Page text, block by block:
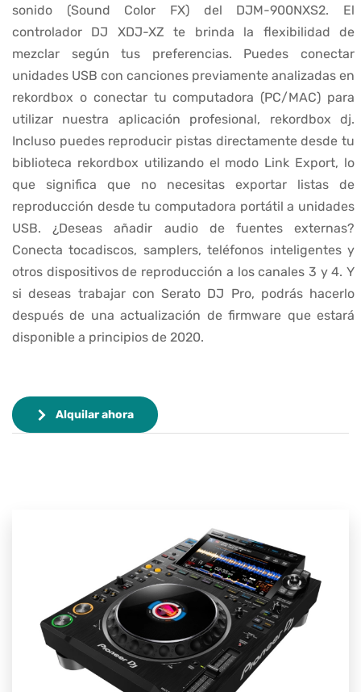
sonido (Sound Color FX) del DJM-900NXS2. El
controlador DJ XDJ-XZ te brinda la flexibilidad de
mezclar según tus preferencias. Puedes conectar
unidades USB con canciones previamente analizadas en
rekordbox o conectar tu computadora (PC/MAC) para
utilizar nuestra aplicación profesional, rekordbox dj.
Incluso puedes reproducir pistas directamente desde tu
biblioteca rekordbox utilizando el modo Link Export, lo
que significa que no necesitas exportar listas de
reproducción desde tu computadora portátil a unidades
USB. ¿Deseas añadir audio de fuentes externas?
Conecta tocadiscos, samplers, teléfonos inteligentes y
otros dispositivos de reproducción a los canales 3 y 4. Y
si deseas trabajar con Serato DJ Pro, podrás hacerlo
después de una actualización de firmware que estará
disponible a principios de 2020.
Alquilar ahora